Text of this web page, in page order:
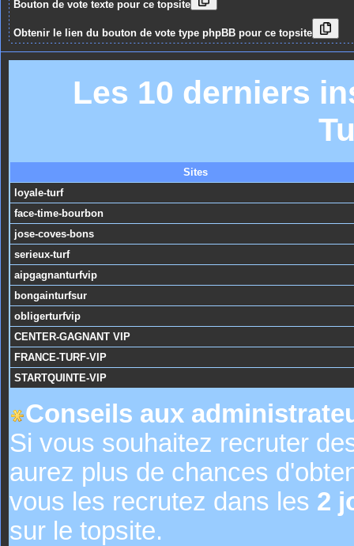
Bouton de vote texte pour ce topsite
Obtenir le lien du bouton de vote type phpBB pour ce topsite
Les 10 derniers
Sites
loyale-turf
face-time-bourbon
jose-coves-bons
serieux-turf
aipgagnanturfvip
bongainturfsur
obligerturfvip
CENTER-GAGNANT VIP
FRANCE-TURF-VIP
STARTQUINTE-VIP
Conseils aux
Si vous souhaitez recruter
aurez plus de chances
vous les recrutez dans les 2
sur le topsite.